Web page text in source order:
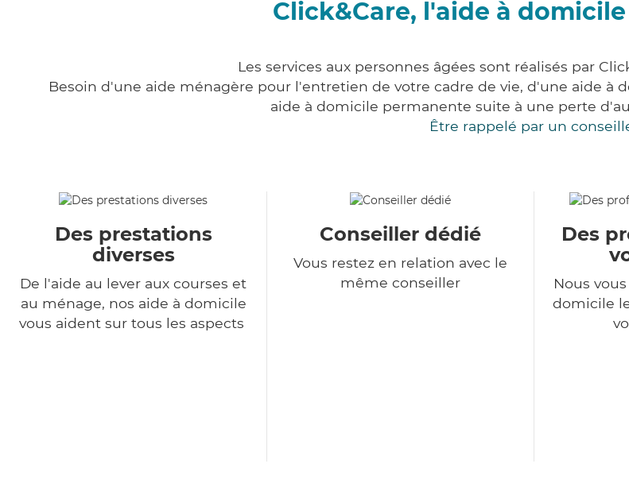
Click&Care, l'aide à
Les services aux personnes âgées sont réalisés par
Besoin d'une aide ménagère pour l'entretien de votre cadre de vie, d'une aide
aide à domicile permanente suite à une perte
Être rappelé par un
Des prestations
diverses
De l'aide au lever aux courses et
au ménage, nos aide à domicile
vous aident sur tous les aspects
Conseiller dédié
Vous restez en relation avec le
même conseiller
Des
Nous
domicile